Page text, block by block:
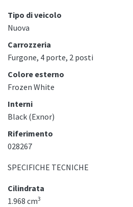
Tipo di veicolo
Nuova
Carrozzeria
Furgone, 4 porte, 2 posti
Colore esterno
Frozen White
Interni
Black (Exnor)
Riferimento
028267
SPECIFICHE TECNICHE
Cilindrata
1.968 cm3